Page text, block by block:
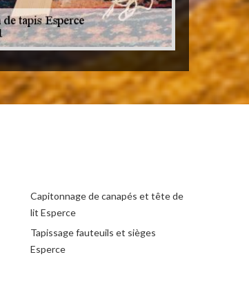
Capitonnage de canapés et tête de
lit Esperce
Tapissage fauteuils et sièges
Esperce